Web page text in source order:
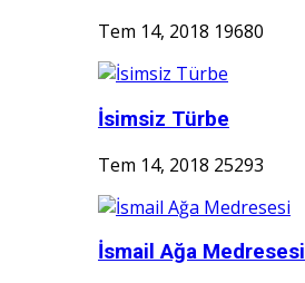
Tem 14, 2018 19680
İsimsiz Türbe
Tem 14, 2018 25293
İsmail Ağa Medresesi